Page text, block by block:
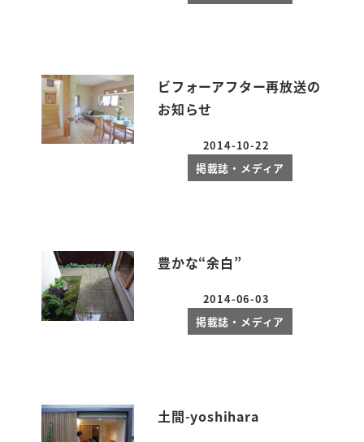
ビフォーアフター再放送の
お知らせ
投稿日
2014-10-22
掲載誌・メディア
豊かな“余白”
投稿日
2014-06-03
掲載誌・メディア
土間-yoshihara